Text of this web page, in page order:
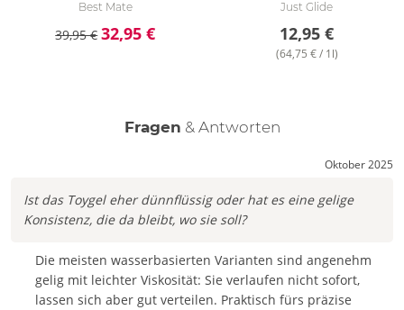
Best Mate
39,95 € 32,95 €
Just Glide
12,95 €
(64,75 € / 1l)
Fragen & Antworten
Oktober 2025
Ist das Toygel eher dünnflüssig oder hat es eine gelige
Konsistenz, die da bleibt, wo sie soll?
Die meisten wasserbasierten Varianten sind angenehm
gelig mit leichter Viskosität: Sie verlaufen nicht sofort,
lassen sich aber gut verteilen. Praktisch fürs präzise